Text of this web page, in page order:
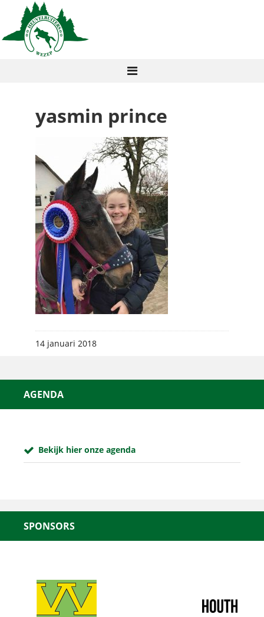
yasmin prince
14 januari 2018
AGENDA
Bekijk hier onze agenda
SPONSORS